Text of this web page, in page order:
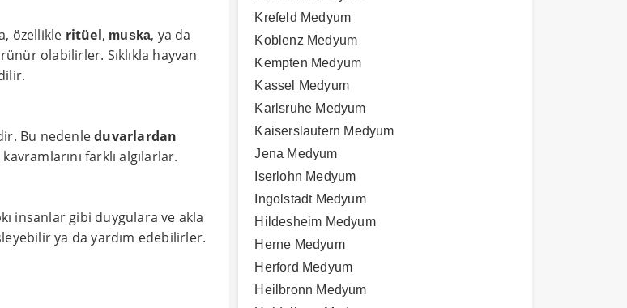
özellikle ritüel, muska, ya da
olabilirler. Sıklıkla hayvan
Bu nedenleduvarlardan
farklı algılarlar.
insanlar gibi duygulara ve akla
ya da yardım edebilirler.
Krefeld Medyum
Koblenz Medyum
Kempten Medyum
Kassel Medyum
Karlsruhe Medyum
Kaiserslautern Medyum
Jena Medyum
Iserlohn Medyum
Ingolstadt Medyum
Hildesheim Medyum
Herne Medyum
Herford Medyum
Heilbronn Medyum